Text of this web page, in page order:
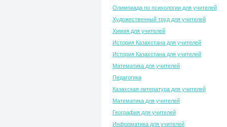
Олимпиада по психологии для учителей
Художественный труд для учителей
Химия для учителей
История Казахстана для учителей
История Казахстана для учителей
Математика для учителей
Педагогика
Казахская литература для учителей
Математика для учителей
География для учителей
Информатика для учителей